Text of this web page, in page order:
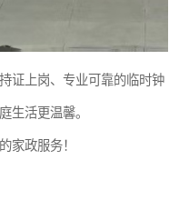
证上岗、专业可靠的临时钟
生活更温馨。
家政服务！